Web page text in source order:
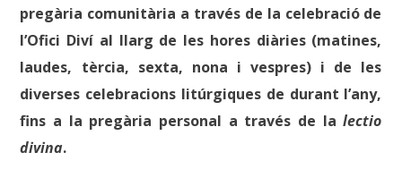
pregària comunitària a través de la celebració de
l’Ofici Diví al llarg de les hores diàries (matines,
laudes, tèrcia, sexta, nona i vespres) i de les
diverses celebracions litúrgiques de durant l’any,
fins a la pregària personal a través de lalectio
divina.